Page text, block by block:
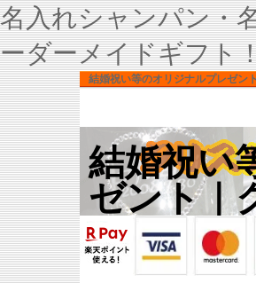
名入れシャンパン・
ーダーメイドギフト
結婚祝い等のオリジナルプレゼン
結婚祝い
ゼント｜